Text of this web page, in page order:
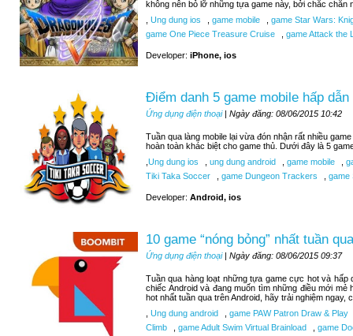
không nên bỏ lỡ những tựa game này, bởi chắc chắn
Ung dung ios game mobile
game Star Wars:
game One Piece Treasure Cruise
game Attack the
Developer: iPhone, ios
Điểm danh 5 game mobile hấp
Ứng dụng điện thoại| Ngày đăng: 08/06/2015 10:42
Tuần qua làng mobile lại vừa đón nhận rất nhiều
hoàn toàn khác biệt cho game thủ. Dưới đây là 5
Ung dung ios ung dung android game mobile
Tiki Taka Soccer
game Dungeon Trackers game
Developer: Android, ios
10 game “nóng bỏng” nhất tuần
Ứng dụng điện thoại| Ngày đăng: 08/06/2015 09:37
Tuần qua hàng loạt những tựa game cực hot và hấp
chiếc Android và đang muốn tìm những điều mới
hot nhất tuần qua trên Android, hãy trải nghiệm ngay,
Ung dung android
game PAW Patron Draw & Play
Climb
game Adult Swim Virtual Brainload
game